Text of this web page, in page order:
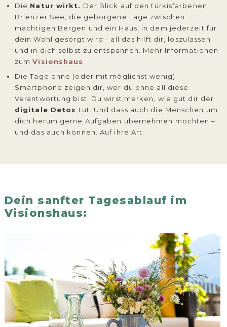
Die Natur wirkt. Der Blick auf den türkisfarbenen
Brienzer See, die geborgene Lage zwischen
mächtigen Bergen und ein Haus, in dem jederzeit für
dein Wohl gesorgt wird - all das hilft dir, loszulassen
und in dich selbst zu entspannen. Mehr Informationen
zumVisionshaus
Die Tage ohne (oder mit möglichst wenig)
Smartphone zeigen dir, wer du ohne all diese
Verantwortung bist. Du wirst merken, wie gut dir der
digitale Detoxtut. Und dass auch die Menschen um
dich herum gerne Aufgaben übernehmen möchten –
und das auch können. Auf ihre Art.
Dein sanfter Tagesablauf im
Visionshaus: